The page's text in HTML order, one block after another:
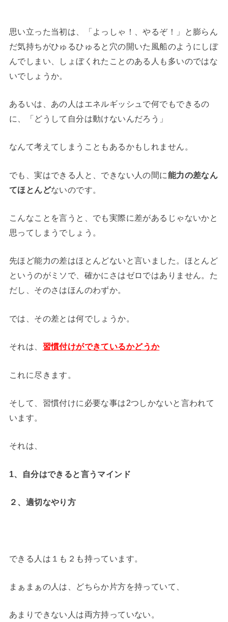
思い立った当初は、「よっしゃ！、やるぞ！」と膨らん
だ気持ちがひゅるひゅると穴の開いた風船のようにしぼ
んでしまい、しょぼくれたことのある人も多いのではな
いでしょうか。
あるいは、あの人はエネルギッシュで何でもできるの
に、「どうして自分は動けないんだろう」
なんて考えてしまうこともあるかもしれません。
でも、実はできる人と、できない人の間に能力の差なん
てほとんどないのです。
こんなことを言うと、でも実際に差があるじゃないかと
思ってしまうでしょう。
先ほど能力の差はほとんどないと言いました。ほとんど
というのがミソで、確かにさはゼロではありません。た
だし、そのさはほんのわずか。
では、その差とは何でしょうか。
それは、 習慣付けができているかどうか
これに尽きます。
そして、習慣付けに必要な事は2つしかないと言われて
います。
それは、
1、自分はできると言うマインド
２、適切なやり方
できる人は１も２も持っています。
まぁまぁの人は、どちらか片方を持っていて、
あまりできない人は両方持っていない。